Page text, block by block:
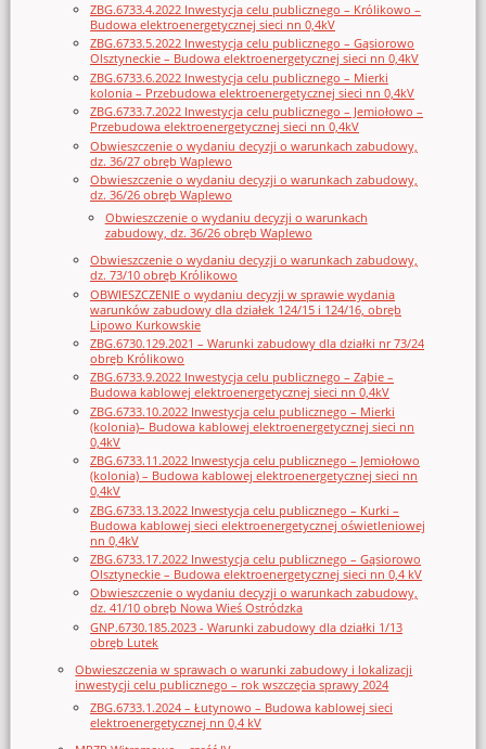
ZBG.6733.4.2022 Inwestycja celu publicznego – Królikowo –
Budowa elektroenergetycznej sieci nn 0,4kV
ZBG.6733.5.2022 Inwestycja celu publicznego – Gąsiorowo
Olsztyneckie – Budowa elektroenergetycznej sieci nn 0,4kV
ZBG.6733.6.2022 Inwestycja celu publicznego – Mierki
kolonia – Przebudowa elektroenergetycznej sieci nn 0,4kV
ZBG.6733.7.2022 Inwestycja celu publicznego – Jemiołowo –
Przebudowa elektroenergetycznej sieci nn 0,4kV
Obwieszczenie o wydaniu decyzji o warunkach zabudowy,
dz. 36/27 obręb Waplewo
Obwieszczenie o wydaniu decyzji o warunkach zabudowy,
dz. 36/26 obręb Waplewo
Obwieszczenie o wydaniu decyzji o warunkach
zabudowy, dz. 36/26 obręb Waplewo
Obwieszczenie o wydaniu decyzji o warunkach zabudowy,
dz. 73/10 obręb Królikowo
OBWIESZCZENIE o wydaniu decyzji w sprawie wydania
warunków zabudowy dla działek 124/15 i 124/16, obręb
Lipowo Kurkowskie
ZBG.6730.129.2021 – Warunki zabudowy dla działki nr 73/24
obręb Królikowo
ZBG.6733.9.2022 Inwestycja celu publicznego – Ząbie –
Budowa kablowej elektroenergetycznej sieci nn 0,4kV
ZBG.6733.10.2022 Inwestycja celu publicznego – Mierki
(kolonia)– Budowa kablowej elektroenergetycznej sieci nn
0,4kV
ZBG.6733.11.2022 Inwestycja celu publicznego – Jemiołowo
(kolonia) – Budowa kablowej elektroenergetycznej sieci nn
0,4kV
ZBG.6733.13.2022 Inwestycja celu publicznego – Kurki –
Budowa kablowej sieci elektroenergetycznej oświetleniowej
nn 0,4kV
ZBG.6733.17.2022 Inwestycja celu publicznego – Gąsiorowo
Olsztyneckie – Budowa elektroenergetycznej sieci nn 0,4 kV
Obwieszczenie o wydaniu decyzji o warunkach zabudowy,
dz. 41/10 obręb Nowa Wieś Ostródzka
GNP.6730.185.2023 - Warunki zabudowy dla działki 1/13
obręb Lutek
Obwieszczenia w sprawach o warunki zabudowy i lokalizacji
inwestycji celu publicznego – rok wszczęcia sprawy 2024
ZBG.6733.1.2024 – Łutynowo – Budowa kablowej sieci
elektroenergetycznej nn 0,4 kV